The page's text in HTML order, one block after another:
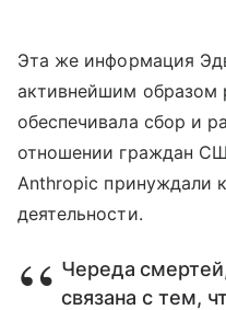
Эта же информация
активнейшим образом
обеспечивала сбор и
отношении граждан
Anthropic принуждали
деятельности.
Череда
связана с тем,